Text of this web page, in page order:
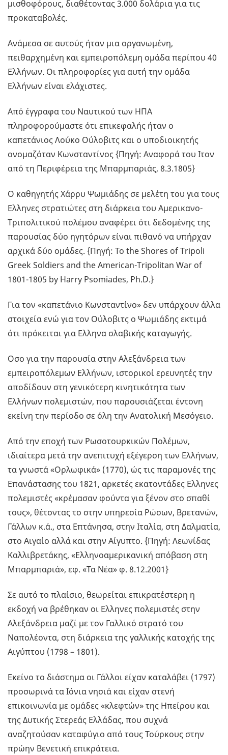
μισθοφόρους, διαθέτοντας 3.000 δολάρια για τις
προκαταβολές.
Ανάμεσα σε αυτούς ήταν μια οργανωμένη,
πειθαρχημένη και εμπειροπόλεμη ομάδα περίπου 40
Ελλήνων. Οι πληροφορίες για αυτή την ομάδα
Ελλήνων είναι ελάχιστες.
Από έγγραφα του Ναυτικού των ΗΠΑ
πληροφορούμαστε ότι επικεφαλής ήταν ο
καπετάνιος Λούκο Ούλοβιτς και ο υποδιοικητής
ονομαζόταν Κωνσταντίνος {Πηγή: Αναφορά του Ιτον
από τη Περιφέρεια της Μπαρμπαριάς, 8.3.1805}
Ο καθηγητής Χάρρυ Ψωμιάδης σε μελέτη του για τους
Ελληνες στρατιώτες στη διάρκεια του Αμερικανο-
Τριπολιτικού πολέμου αναφέρει ότι δεδομένης της
παρουσίας δύο ηγητόρων είναι πιθανό να υπήρχαν
αρχικά δύο ομάδες. {Πηγή: To the Shores of Tripoli
Greek Soldiers and the American-Tripolitan War of
1801-1805 by Harry Psomiades, Ph.D.}
Για τον «καπετάνιο Κωνσταντίνο» δεν υπάρχουν άλλα
στοιχεία ενώ για τον Ούλοβιτς ο Ψωμιάδης εκτιμά
ότι πρόκειται για Ελληνα σλαβικής καταγωγής.
Οσο για την παρουσία στην Αλεξάνδρεια των
εμπειροπόλεμων Ελλήνων, ιστορικοί ερευνητές την
αποδίδουν στη γενικότερη κινητικότητα των
Ελλήνων πολεμιστών, που παρουσιάζεται έντονη
εκείνη την περίοδο σε όλη την Ανατολική Μεσόγειο.
Από την εποχή των Ρωσοτουρκικών Πολέμων,
ιδιαίτερα μετά την ανεπιτυχή εξέγερση των Ελλήνων,
τα γνωστά «Ορλωφικά» (1770), ώς τις παραμονές της
Επανάστασης του 1821, αρκετές εκατοντάδες Ελληνες
πολεμιστές «κρέμασαν φούντα για ξένον στο σπαθί
τους», θέτοντας το στην υπηρεσία Ρώσων, Βρετανών,
Γάλλων κ.ά., στα Επτάνησα, στην Ιταλία, στη Δαλματία,
στο Αιγαίο αλλά και στην Αίγυπτο. {Πηγή: Λεωνίδας
Καλλιβρετάκης, «Ελληνοαμερικανική απόβαση στη
Μπαρμπαριά», εφ. «Τα Νέα» φ. 8.12.2001}
Σε αυτό το πλαίσιο, θεωρείται επικρατέστερη η
εκδοχή να βρέθηκαν οι Ελληνες πολεμιστές στην
Αλεξάνδρεια μαζί με τον Γαλλικό στρατό του
Ναπολέοντα, στη διάρκεια της γαλλικής κατοχής της
Αιγύπτου (1798 – 1801).
Εκείνο το διάστημα οι Γάλλοι είχαν καταλάβει (1797)
προσωρινά τα Ιόνια νησιά και είχαν στενή
επικοινωνία με ομάδες «κλεφτών» της Ηπείρου και
της Δυτικής Στερεάς Ελλάδας, που συχνά
αναζητούσαν καταφύγιο από τους Τούρκους στην
πρώην Βενετική επικράτεια.